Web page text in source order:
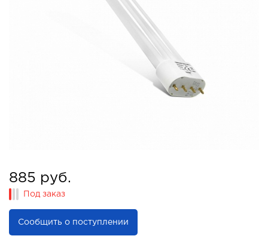
885 руб.
Под заказ
Сообщить о поступлении